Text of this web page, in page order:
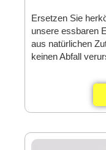
Ersetzen Sie
unsere essbaren
aus natürlichen
keinen Abfall